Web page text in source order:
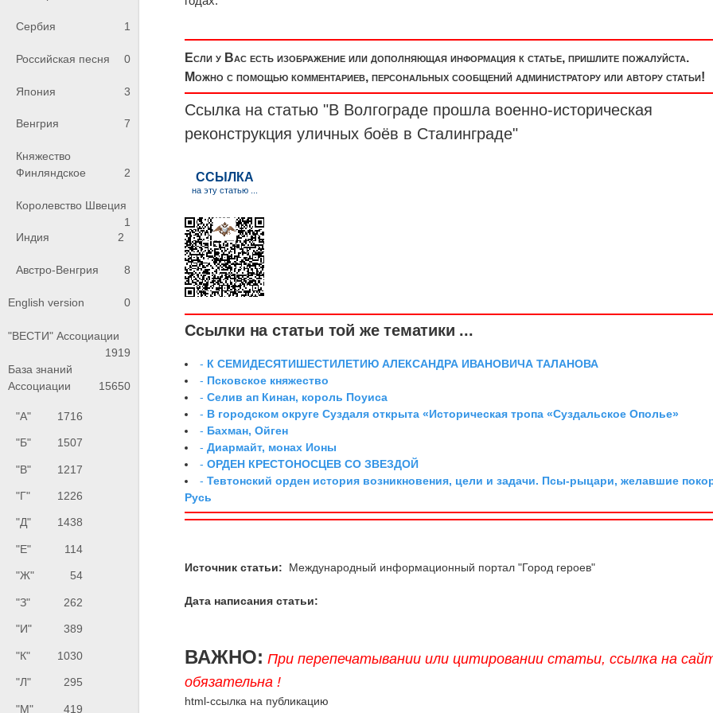
Сербия 1
Российская песня 0
Япония 3
Венгрия 7
Княжество
Финляндское
2
Королевство Швеция
1
Индия
2
Австро-Венгрия 8
English version 0
"ВЕСТИ" Ассоциации
1919
База знаний
Ассоциации
15650
"А" 1716
"Б" 1507
"В" 1217
"Г" 1226
"Д" 1438
"Е" 114
"Ж" 54
"З" 262
"И" 389
"К" 1030
"Л" 295
"М" 419
Если у Вас есть изображение или дополняющая информация к статье, пришлите пожалуйста.
Можно с помощью комментариев, персональных сообщений администратору или автору статьи!
Ссылка на статью "В Волгограде прошла военно-историческая
реконструкция уличных боёв в Сталинграде"
Ссылки на статьи той же тематики ...
- К СЕМИДЕСЯТИШЕСТИЛЕТИЮ АЛЕКСАНДРА ИВАНОВИЧА ТАЛАНОВА
- Псковское княжество
-Селив ап Кинан, король Поуиса
- В городском округе Суздаля открыта «Историческая тропа «Суздальское Ополье»
- Бахман, Ойген
-Диармайт, монах Ионы
-ОРДЕН КРЕСТОНОСЦЕВ СО ЗВЕЗДОЙ
-Тевтонский орден история возникновения, цели и задачи. Псы-рыцари, желавшие
Русь
Источник статьи: Международный информационный портал "Город героев"
Дата написания статьи:
ВАЖНО: При перепечатывании или цитировании статьи, ссылка на
обязательна !
html-ссылка на публикацию